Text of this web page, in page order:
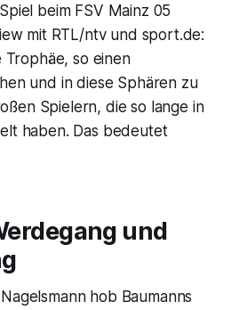
beim FSV Mainz 05
mit RTL/ntv und sport.de:
Trophäe, so einen
und in diese Sphären zu
Spielern, die so lange in
haben. Das bedeutet
und
hob Baumanns